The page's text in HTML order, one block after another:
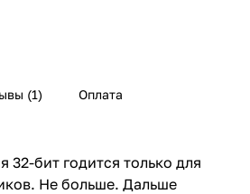
1 Оплата
32-бит годится только для
Не больше. Дальше